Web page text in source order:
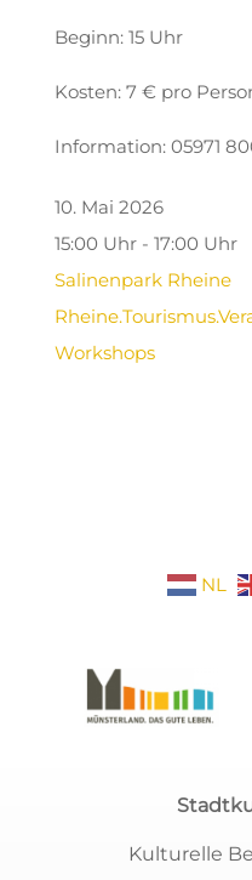
Beginn: 15 Uhr
Kosten: 7 € pro
Information: 05971
10. Mai 2026
15:00 Uhr - 17:00 Uhr
Salinenpark Rheine
Workshops
NL
Kulturelle